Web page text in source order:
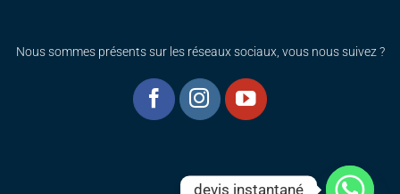
Nous sommes présents sur les réseaux sociaux, vous nous suivez ?
devis instantané